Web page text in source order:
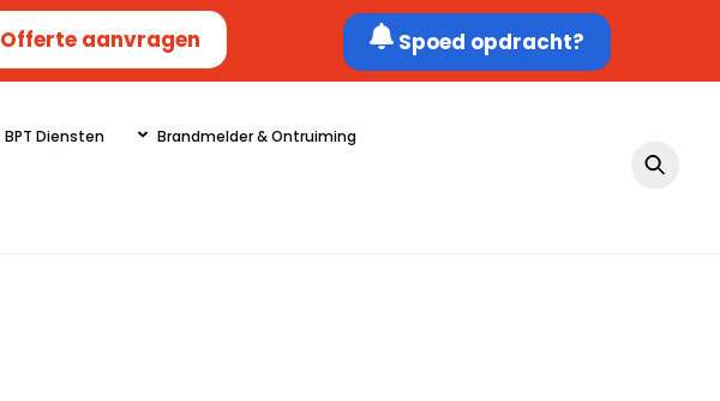
Offerte aanvragen Spoed opdracht?
BPT Diensten Brandmelder & Ontruiming